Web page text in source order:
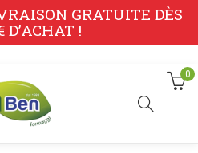
GRATUITE DÈS
D’ACHAT !
0